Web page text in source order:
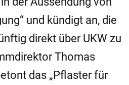
und kündigt an, die
direkt über UKW zu
Thomas
das „Pflaster für